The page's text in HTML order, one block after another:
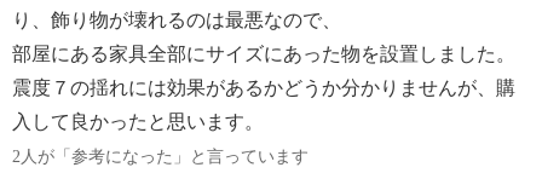
り、飾り物が壊れるのは最悪なので、
部屋にある家具全部にサイズにあった物を設置しました。
震度７の揺れには効果があるかどうか分かりませんが、購
入して良かったと思います。
2人が「参考になった」と言っています